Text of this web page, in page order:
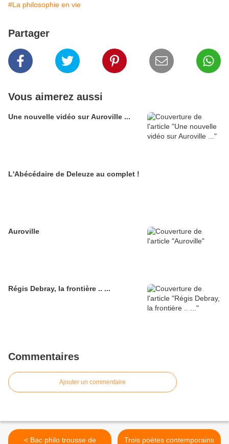
#La philosophie en vie
Partager
Vous aimerez aussi
Une nouvelle vidéo sur Auroville ...
L'Abécédaire de Deleuze au complet !
Auroville
Régis Debray, la frontière .. ...
Commentaires
Ajouter un commentaire
< Bac philo trousse de Trois poètes contemporains